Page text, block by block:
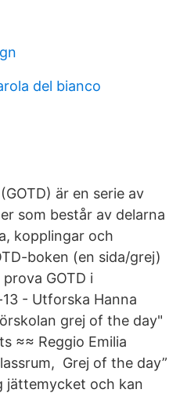
del bianco
är en serie av
som består av delarna
kopplingar och
boken (en sida/grej)
GOTD i
- Utforska Hanna
grej of the day"
≈≈ Reggio Emilia
Grej of the day”
jättemycket och kan